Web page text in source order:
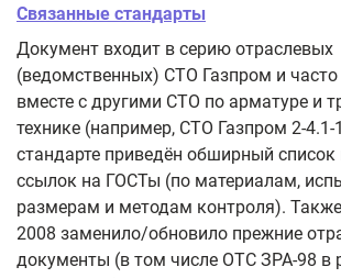
Связанные стандарты
Документ входит в серию отраслевых
(ведомственных) СТО Газпром и часто
вместе с другими СТО по арматуре и
технике (например, СТО Газпром 2-
стандарте приведён обширный
ссылок на ГОСТы (по материалам,
размерам и методам контроля).
2008 заменило/обновило прежние
документы (в том числе ОТС ЗРА-98 в